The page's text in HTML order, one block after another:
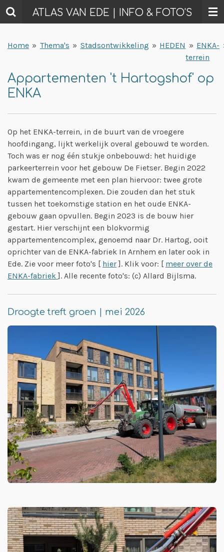
Ga
direct
de
ATLAS VAN EDE | INFO & FOTO'S
Home » Thema's » Stadsontwikkeling » HEDEN » ENKA-
terrein
Appartementen 't Hartogshof' op
ENKA
Op het ENKA-terrein, in de buurt van de vroegere
hoofdingang, lijkt werkelijk overal gebouwd te worden.
Toch was er nog één stukje onbebouwd: het huidige
parkeerterrein voor het gebouw De Fietser. Begin 2022
kwam de gemeente met een plan hiervoor: twee grote
appartementencomplexen. Die zouden dan het stuk
tussen het toekomstige station en het oude ENKA-
gebouw gaan opvullen. Begin 2023 is de bouw hier
gestart. Hier verschijnt een blokvormig
appartementencomplex, genoemd naar Dr. Hartog, ooit
oprichter van de ENKA-fabriek In Arnhem en later ook in
Ede. Zie voor meer foto's [ hier ]. Klik voor: [ meer over de
ENKA-fabriek ]. Alle recente foto's: (c) Allard Bijlsma.
Droogte treft groen | mei 2026